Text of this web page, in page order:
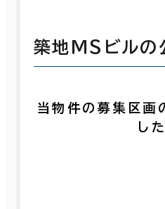
築地ＭＳビルの
当物件の募集区画
した